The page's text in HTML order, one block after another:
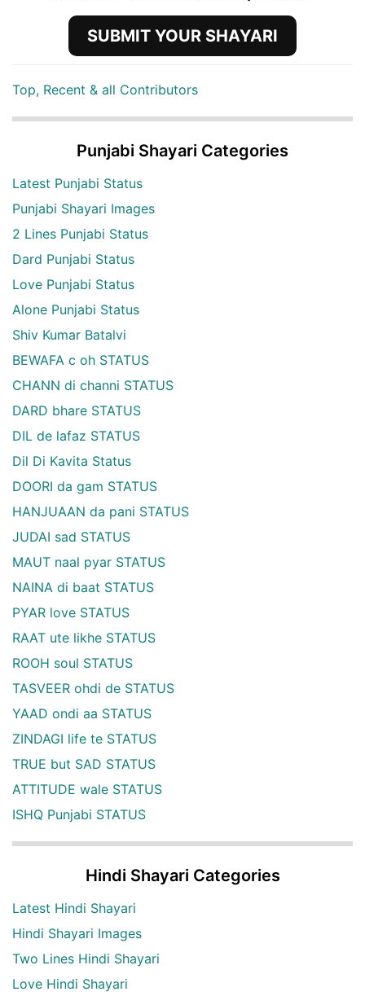
SUBMIT YOUR SHAYARI
Top, Recent & all Contributors
Punjabi Shayari Categories
Latest Punjabi Status
Punjabi Shayari Images
2 Lines Punjabi Status
Dard Punjabi Status
Love Punjabi Status
Alone Punjabi Status
Shiv Kumar Batalvi
BEWAFA c oh STATUS
CHANN di channi STATUS
DARD bhare STATUS
DIL de lafaz STATUS
Dil Di Kavita Status
DOORI da gam STATUS
HANJUAAN da pani STATUS
JUDAI sad STATUS
MAUT naal pyar STATUS
NAINA di baat STATUS
PYAR love STATUS
RAAT ute likhe STATUS
ROOH soul STATUS
TASVEER ohdi de STATUS
YAAD ondi aa STATUS
ZINDAGI life te STATUS
TRUE but SAD STATUS
ATTITUDE wale STATUS
ISHQ Punjabi STATUS
Hindi Shayari Categories
Latest Hindi Shayari
Hindi Shayari Images
Two Lines Hindi Shayari
Love Hindi Shayari